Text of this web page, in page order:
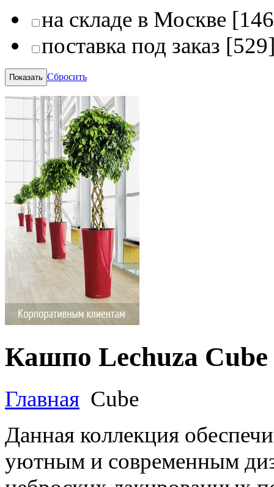
на складе в Москве
поставка под заказ
Сбросить
Кашпо Lechuza Cube
Главная Cube
Данная коллекция
уютным и современным